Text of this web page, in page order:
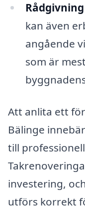
kan även
angående
som är
Att anlita ett
Bälinge
till
investering,
utförs korrekt